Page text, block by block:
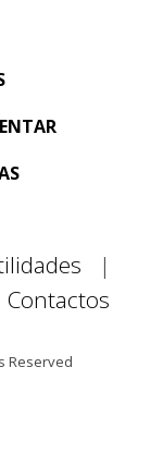
|
Contactos
Reserved